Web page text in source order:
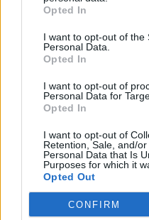
Opted In
I want to opt-out of the
Personal Data.
Opted In
I want to opt-out of
Personal Data for
Opted In
I want to opt-out of
Retention, Sale, and/
Personal Data that Is
Purposes for which it
Opted Out
CONFIRM
Επειδή με την
συνταγματική αρχή
απέναντι στον νόμο
Επειδή παραβιάζεται,
έκαστος συμμετέχει
ανάλογα με τις
Επειδή σε εποχή